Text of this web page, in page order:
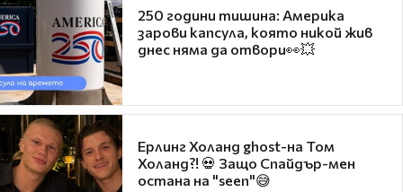
250 години тишина: Америка
зарови капсула, която никой жив
днес няма да отвори👀💥
Ерлинг Холанд ghost-на Том
Холанд?! 💀 Защо Спайдър-мен
остана на "seen"😅